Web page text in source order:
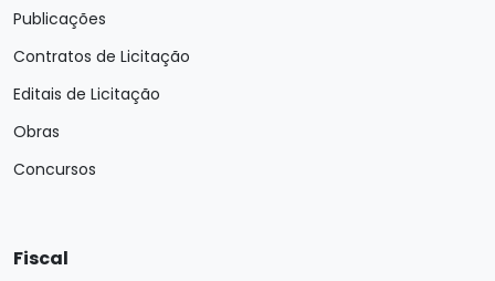
Publicações
Contratos de Licitação
Editais de Licitação
Obras
Concursos
Fiscal